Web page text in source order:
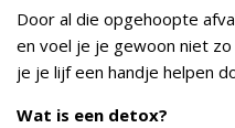
Door al die opgehoopte
en voel je je gewoon niet zo
je je lijf een handje helpen
Wat is een detox?